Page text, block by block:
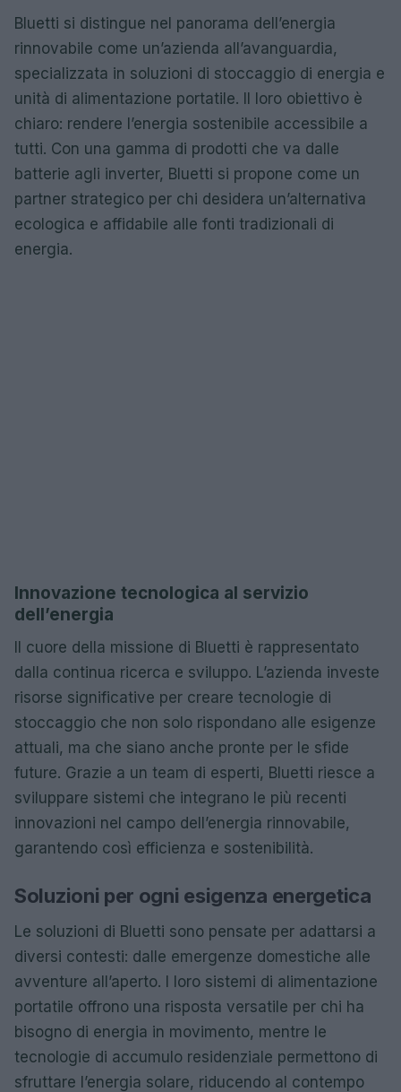
Bluetti si distingue nel panorama dell’energia
rinnovabile come un’azienda all’avanguardia,
specializzata in soluzioni di stoccaggio di energia e
unità di alimentazione portatile. Il loro obiettivo è
chiaro: rendere l’energia sostenibile accessibile a
tutti. Con una gamma di prodotti che va dalle
batterie agli inverter, Bluetti si propone come un
partner strategico per chi desidera un’alternativa
ecologica e affidabile alle fonti tradizionali di
energia.
Innovazione tecnologica al servizio
dell’energia
Il cuore della missione di Bluetti è rappresentato
dalla continua ricerca e sviluppo. L’azienda investe
risorse significative per creare tecnologie di
stoccaggio che non solo rispondano alle esigenze
attuali, ma che siano anche pronte per le sfide
future. Grazie a un team di esperti, Bluetti riesce a
sviluppare sistemi che integrano le più recenti
innovazioni nel campo dell’energia rinnovabile,
garantendo così efficienza e sostenibilità.
Soluzioni per ogni esigenza energetica
Le soluzioni di Bluetti sono pensate per adattarsi a
diversi contesti: dalle emergenze domestiche alle
avventure all’aperto. I loro sistemi di alimentazione
portatile offrono una risposta versatile per chi ha
bisogno di energia in movimento, mentre le
tecnologie di accumulo residenziale permettono di
sfruttare l’energia solare, riducendo al contempo